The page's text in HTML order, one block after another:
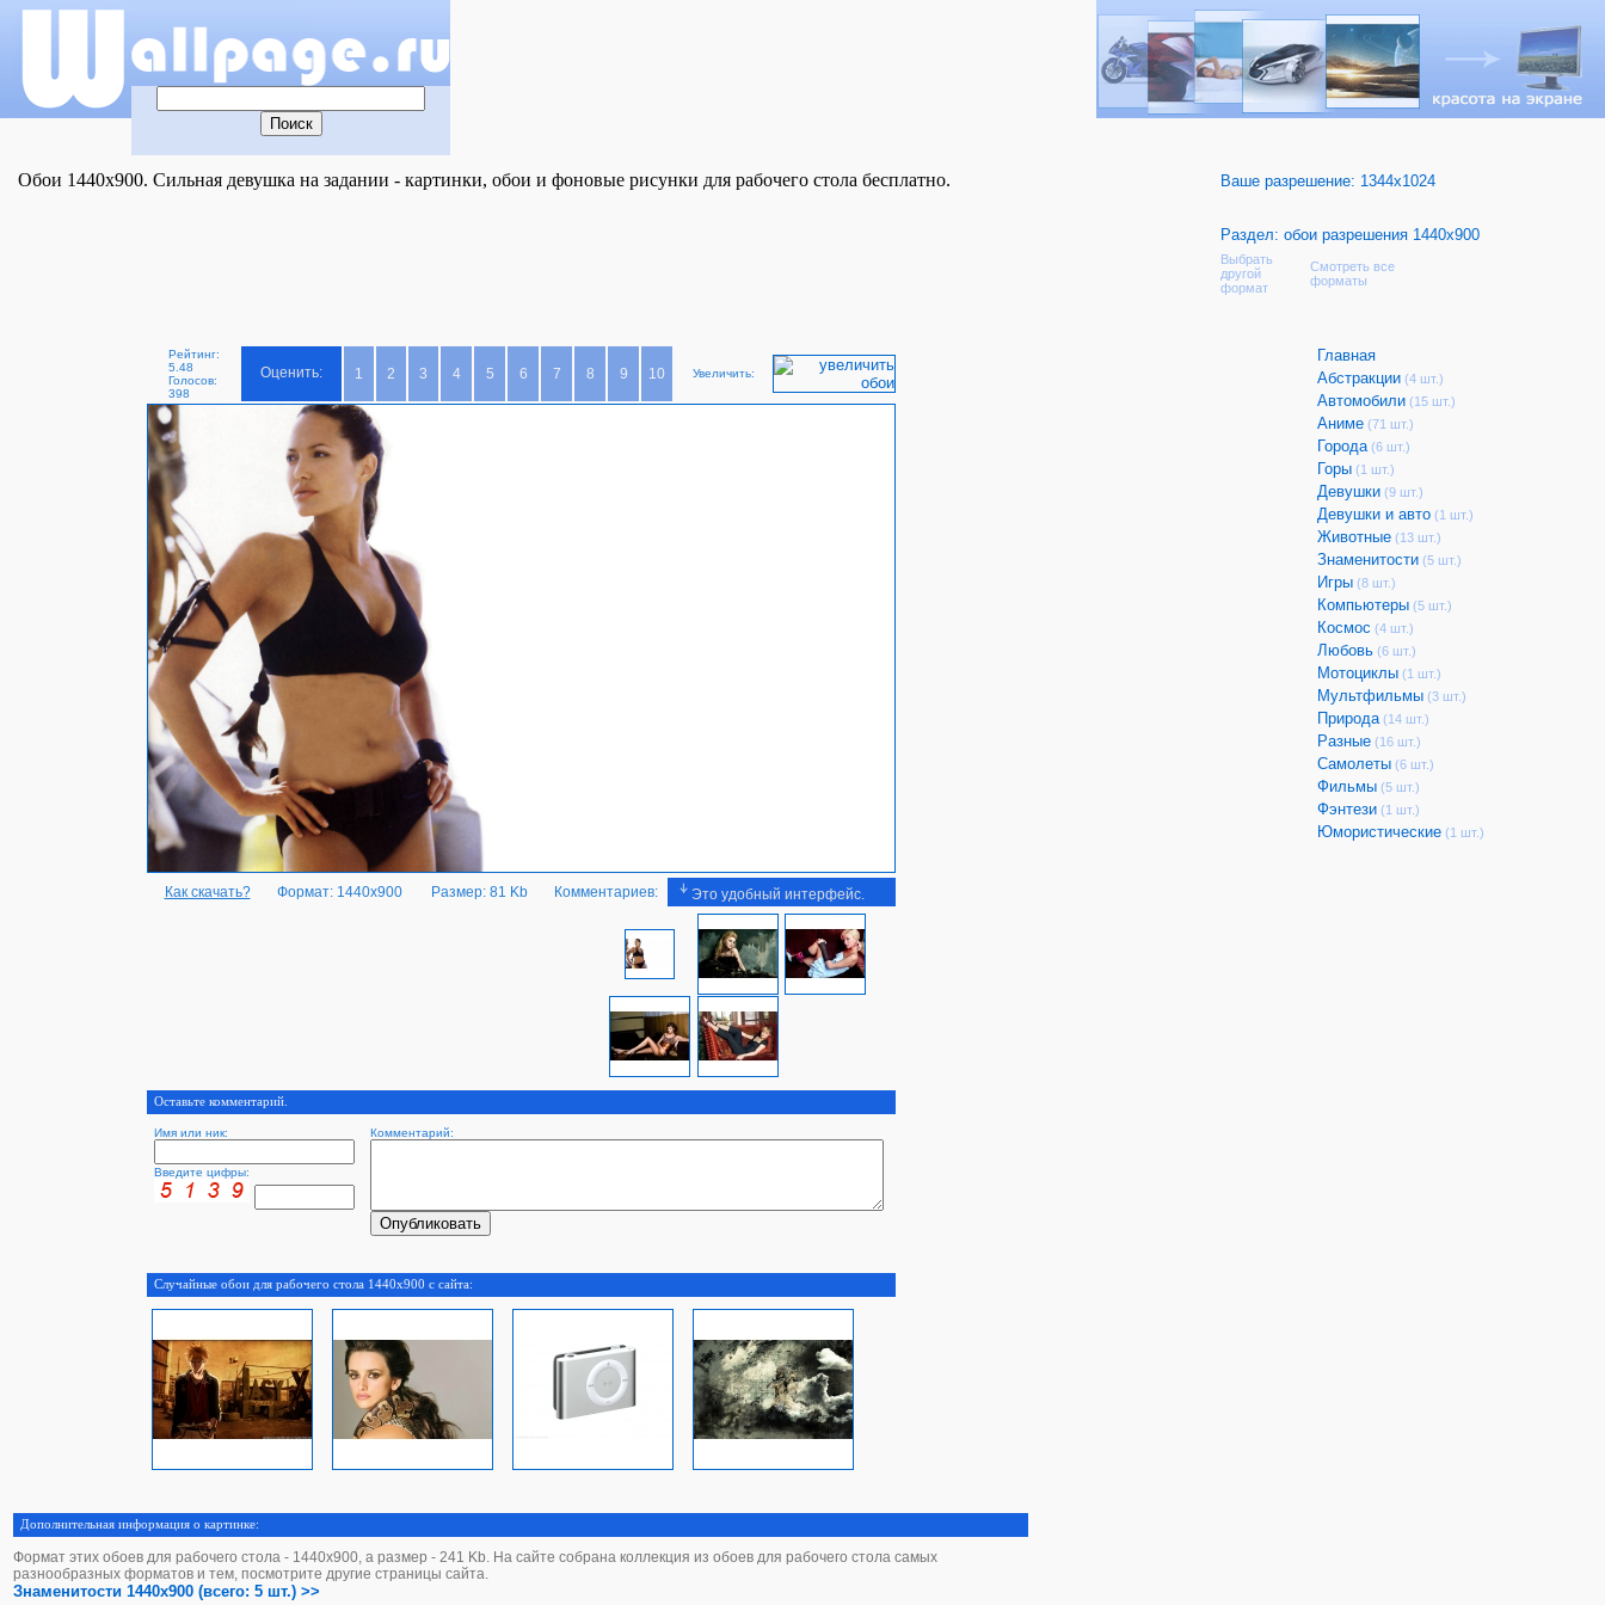
Обои 1440x900. Сильная девушка на задании - картинки, обои и фоновые рисунки для рабочего стола бесплатно. Ваше разрешение: 1344x1024
Раздел: обои разрешения 1440x900
Выбрать
другой
формат
Смотреть все
форматы
Рейтинг:
5.48
Голосов:
398
Оценить: 1 2 3 4 5 6 7 8 9 10 Увеличить:
Как скачать? Формат: 1440x900 Размер: 81 Kb Комментариев: Это удобный интерфейс.
Оставьте комментарий.
Имя или ник: Комментарий:
Введите цифры:
Случайные обои для рабочего стола 1440x900 с сайта:
Дополнительная информация о картинке:
Формат этих обоев для рабочего стола - 1440х900, а размер - 241 Kb. На сайте собрана коллекция из обоев для рабочего стола самых
разнообразных форматов и тем, посмотрите другие страницы сайта.
Знаменитости 1440x900 (всего: 5 шт.) >>
Главная
Абстракции (4 шт.)
Автомобили (15 шт.)
Аниме (71 шт.)
Города (6 шт.)
Горы (1 шт.)
Девушки (9 шт.)
Девушки и авто (1 шт.)
Животные (13 шт.)
Знаменитости (5 шт.)
Игры (8 шт.)
Компьютеры (5 шт.)
Космос (4 шт.)
Любовь (6 шт.)
Мотоциклы (1 шт.)
Мультфильмы (3 шт.)
Природа (14 шт.)
Разные (16 шт.)
Самолеты (6 шт.)
Фильмы (5 шт.)
Фэнтези (1 шт.)
Юмористические (1 шт.)